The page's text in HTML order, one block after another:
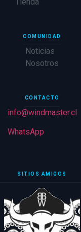
COMUNIDAD
Noticias
Nosotros
CONTACTO
info@windmaster.cl
WhatsApp
SITIOS AMIGOS